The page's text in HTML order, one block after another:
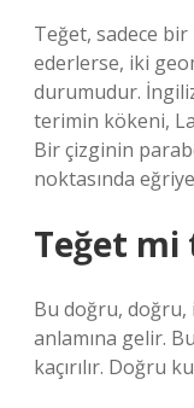
Teğet, sadece
ederlerse, iki
durumudur.
terimin kökeni,
Bir çizginin
noktasında
Teğet
Bu doğru, doğru,
anlamına gelir.
kaçırılır. Doğru